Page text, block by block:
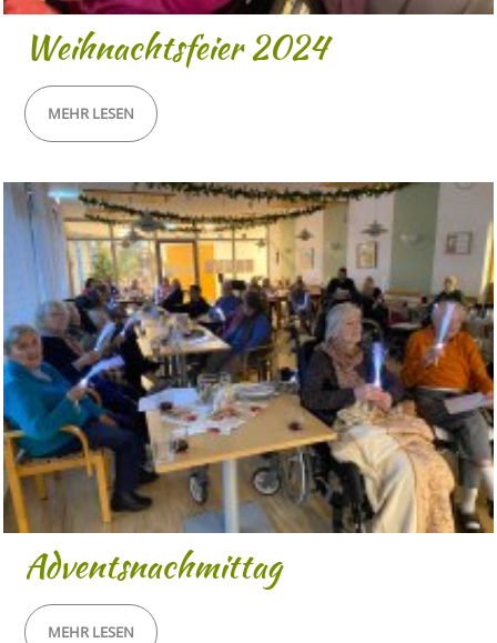
Weihnachtsfeier 2024
MEHR LESEN
Adventsnachmittag
MEHR LESEN